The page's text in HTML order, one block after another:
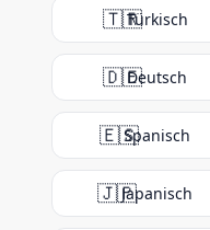
🇹🇷Türkisch
🇩🇪Deutsch
🇪🇸Spanisch
🇯🇵Japanisch